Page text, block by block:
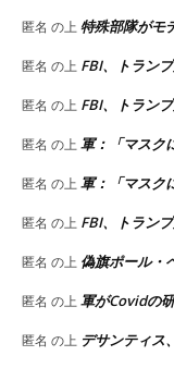
匿名 の上 特殊部隊がモ
匿名 の上 FBI、トラン
匿名 の上 FBI、トラン
匿名 の上 軍：「マスク
匿名 の上 軍：「マスク
匿名 の上 FBI、トラン
匿名 の上 偽旗ポール・
匿名 の上 軍がCovidの
匿名 の上 デサンティス